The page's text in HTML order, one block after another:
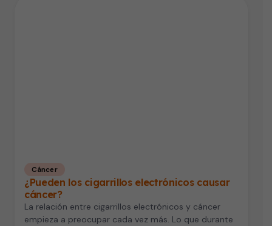
Cáncer
¿Pueden los cigarrillos electrónicos causar
cáncer?
La relación entre cigarrillos electrónicos y cáncer
empieza a preocupar cada vez más. Lo que durante